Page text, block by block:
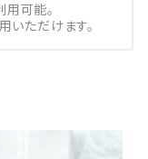
可能。
いただけます。